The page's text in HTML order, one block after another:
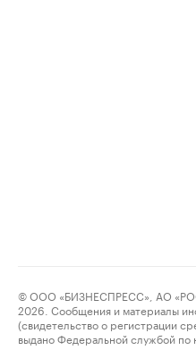
© ООО «БИЗНЕСПРЕСС», АО
2026. Сообщения и материалы
(свидетельство о регистрации
выдано Федеральной службой по